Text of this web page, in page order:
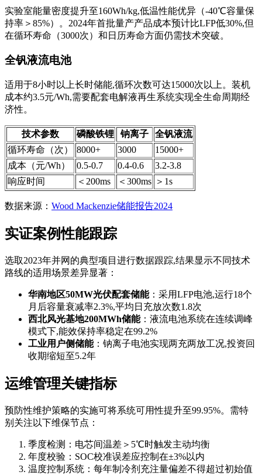
实验室能量密度提升至160Wh/kg,低温性能优异（-40℃容量保
持率＞85%）。2024年首批量产产品成本预计比LFP低30%,但
在循环寿命（3000次）和日历寿命方面仍需技术突破。
全钒液流电池
适用于8小时以上长时储能,循环次数可达15000次以上。装机
成本约3.5元/Wh,需要配套电解液再生系统实现全生命周期经
济性。
技术参数 磷酸铁锂 钠离子
全钒液流
循环寿命（次）
8000+ 3000
15000+
成本（元/Wh）
0.5-0.7 0.4-0.6
3.2-3.8
响应时间
＜200ms ＜300ms ＞1s
数据来源： Wood Mackenzie储能报告2024
实证案例性能跟踪
选取2023年并网的典型项目进行数据跟踪,结果显示不同技术
路线的适用场景差异显著：
华南地区50MW光伏配套储能：采用LFP电池,运行18个
月后容量衰减率2.3%,平均日充放次数1.8次
西北风光基地200MWh储能：液流电池系统在连续调峰
模式下,能效保持率稳定在99.2%
工业用户侧储能：钠离子电池实现两充两放工况,投资回
收期缩短至5.2年
运维管理关键指标
预防性维护策略的实施可将系统可用性提升至99.95%。需特
别关注以下维保节点：
季度检测：电芯间温差＞5℃时触发主动均衡
年度校验：SOC校准误差应控制在±3%以内
温度控制系统：每年制冷剂充注量偏差不得超过初始值